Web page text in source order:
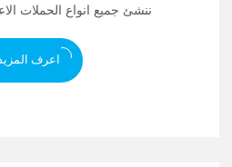
ننشئ جميع انواع الحملات
اعرف